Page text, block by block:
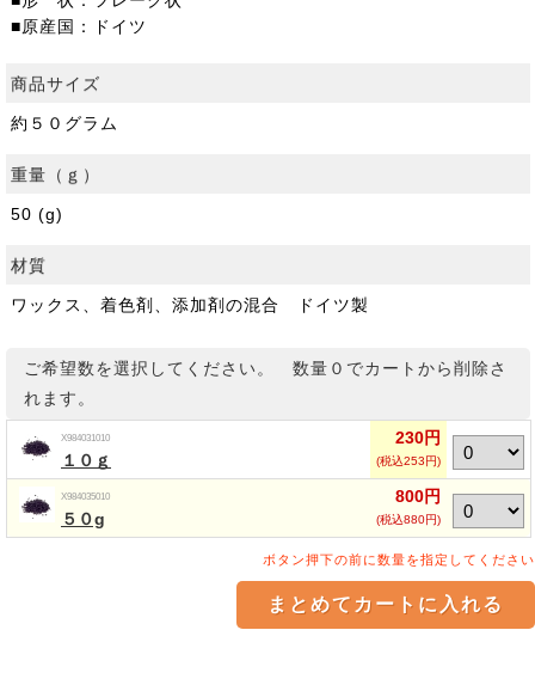
■原産国：ドイツ
商品サイズ
約５０グラム
重量（ｇ）
50 (g)
材質
ワックス、着色剤、添加剤の混合 ドイツ製
ご希望数を選択してください。 数量０でカートから削除さ
れます。
X984031010
１０ｇ
230円
(税込253円)
X984035010
５０g
800円
(税込880円)
ボタン押下の前に数量を指定してください